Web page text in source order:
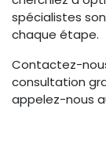
spécialistes
chaque étape.
Contactez-
consultation
appelez-nous